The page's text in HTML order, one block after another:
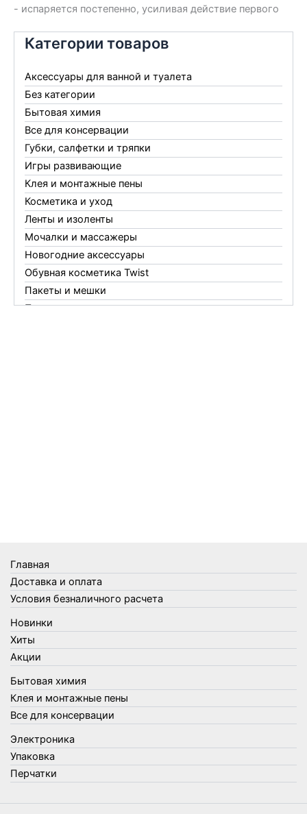
Категории товаров
Аксессуары для ванной и туалета
Без категории
Бытовая химия
Все для консервации
Губки, салфетки и тряпки
Игры развивающие
Клея и монтажные пены
Косметика и уход
Ленты и изоленты
Мочалки и массажеры
Новогодние аксессуары
Обувная косметика Twist
Пакеты и мешки
Перчатки
Товары для кухни
Товары для сада и огорода
Товары для туризма и отдыха
Упаковка
Утеплители и прочее
Фонари, лампы и удлинители
Хозяйственные товары
Швабры, стекломои, черенки и насадки
Шнуры, веревки и шпагаты
Электроника
Элементы питания
- испаряется постепенно, усиливая действие первого
Главная
Доставка и оплата
Условия безналичного расчета
Новинки
Хиты
Акции
Бытовая химия
Клея и монтажные пены
Все для консервации
Электроника
Упаковка
Перчатки